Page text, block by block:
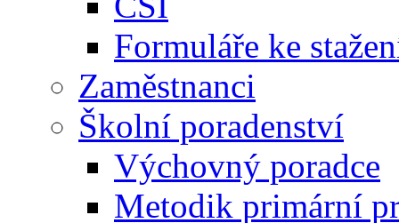
Formuláře ke
Zaměstnanci
Školní poradenství
Výchovný poradce
Metodik primární